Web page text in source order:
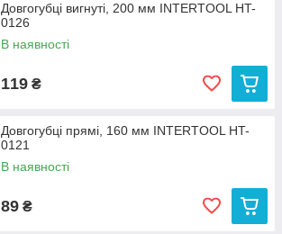
Довгогубці вигнуті, 200 мм INTERTOOL HT-
0126
В наявності
119 ₴
Довгогубці прямі, 160 мм INTERTOOL HT-
0121
В наявності
89 ₴